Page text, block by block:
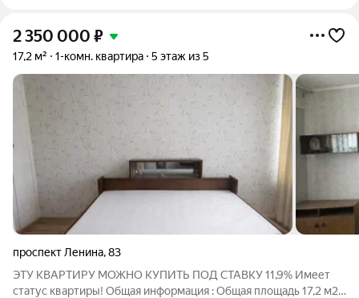
2 350 000 ₽
17,2 м² 1-комн. квартира 5 этаж из 5
проспект Ленина,83
ЭТУ КВАРТИРУ МОЖНО КУПИТЬ ПОД СТАВКУ 11,9% Имеет
статус квартиры! Общая информация : Общая площадь 17,2 м2